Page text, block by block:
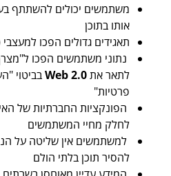
משתמשים יכולים להשתתף
אותו בתוכן
תאגידים גדולים הפכו למעצבי
נתוני משתמשים הפכו ל"מצרך"
לתאר אתWeb 2.0בביטוי
פרטיות"
הפונקציות החברתיות של
לחלק מחיי המשתמשים
למשתמשים אין שליטה על
להסיר תוכן בלתי הולם